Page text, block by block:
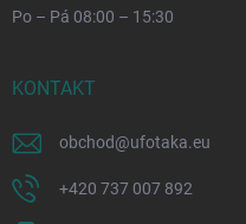
Po – Pá 08:00 – 15:30
KONTAKT
obchod@ufotaka.eu
+420 737 007 892